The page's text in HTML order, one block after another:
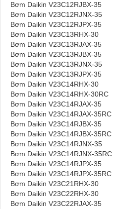
Bơm Daikin V23C12RJBX-35
Bơm Daikin V23C12RJNX-35
Bơm Daikin V23C12RJPX-35
Bơm Daikin V23C13RHX-30
Bơm Daikin V23C13RJAX-35
Bơm Daikin V23C13RJBX-35
Bơm Daikin V23C13RJNX-35
Bơm Daikin V23C13RJPX-35
Bơm Daikin V23C14RHX-30
Bơm Daikin V23C14RHX-30RC
Bơm Daikin V23C14RJAX-35
Bơm Daikin V23C14RJAX-35RC
Bơm Daikin V23C14RJBX-35
Bơm Daikin V23C14RJBX-35RC
Bơm Daikin V23C14RJNX-35
Bơm Daikin V23C14RJNX-35RC
Bơm Daikin V23C14RJPX-35
Bơm Daikin V23C14RJPX-35RC
Bơm Daikin V23C21RHX-30
Bơm Daikin V23C22RHX-30
Bơm Daikin V23C22RJAX-35